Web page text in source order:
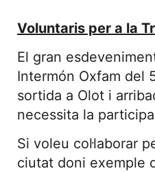
Voluntaris per a la
El gran
Intermón Oxfam del
sortida a Olot i
necessita la
Si voleu col·laborar
ciutat doni exemple